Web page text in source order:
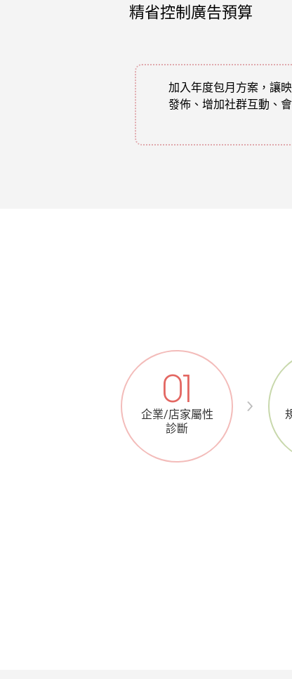
精省控制廣告預算
加入年度包月方案，讓
發佈、增加社群互動、
01
企業/店家屬性
診斷